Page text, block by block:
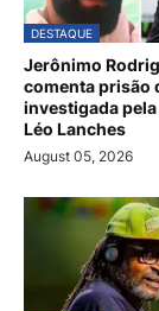
DESTAQUE
Jerônimo
comenta prisão
investigada
Léo Lanches
August 05, 2026